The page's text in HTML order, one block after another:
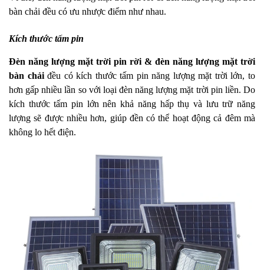
bàn chải đều có ưu nhược điểm như nhau.
Kích thước tấm pin
Đèn năng lượng mặt trời pin rời & đèn năng lượng mặt trời
bàn chảiđều có kích thước tấm pin năng lượng mặt trời lớn, to
hơn gấp nhiều lần so với loại đèn năng lượng mặt trời pin liền. Do
kích thước tấm pin lớn nên khả năng hấp thụ và lưu trữ năng
lượng sẽ được nhiều hơn, giúp đền có thể hoạt động cả đêm mà
không lo hết điện.